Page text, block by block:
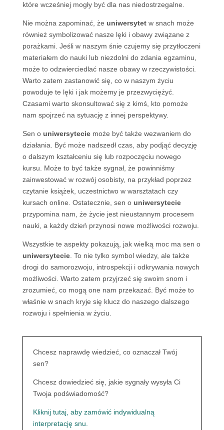
które wcześniej mogły być dla nas niedostrzegalne.
Nie można zapominać, że uniwersytetw snach może
również symbolizować nasze lęki i obawy związane z
porażkami. Jeśli w naszym śnie czujemy się przytłoczeni
materiałem do nauki lub niezdolni do zdania egzaminu,
może to odzwierciedlać nasze obawy w rzeczywistości.
Warto zatem zastanowić się, co w naszym życiu
powoduje te lęki i jak możemy je przezwyciężyć.
Czasami warto skonsultować się z kimś, kto pomoże
nam spojrzeć na sytuację z innej perspektywy.
Sen o uniwersyteciemoże być także wezwaniem do
działania. Być może nadszedł czas, aby podjąć decyzję
o dalszym kształceniu się lub rozpoczęciu nowego
kursu. Może to być także sygnał, że powinniśmy
zainwestować w rozwój osobisty, na przykład poprzez
czytanie książek, uczestnictwo w warsztatach czy
kursach online. Ostatecznie, sen o uniwersytecie
przypomina nam, że życie jest nieustannym procesem
nauki, a każdy dzień przynosi nowe możliwości rozwoju.
Wszystkie te aspekty pokazują, jak wielką moc ma sen o
uniwersytecie. To nie tylko symbol wiedzy, ale także
drogi do samorozwoju, introspekcji i odkrywania nowych
możliwości. Warto zatem przyjrzeć się swoim snom i
zrozumieć, co mogą one nam przekazać. Być może to
właśnie w snach kryje się klucz do naszego dalszego
rozwoju i spełnienia w życiu.
Chcesz naprawdę wiedzieć, co oznaczał Twój
sen?
Chcesz dowiedzieć się, jakie sygnały wysyła Ci
Twoja podświadomość?
Kliknij tutaj, aby zamówić indywidualną
interpretację snu.